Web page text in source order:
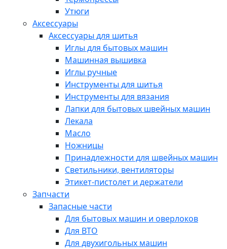
Утюги
Аксессуары
Аксессуары для шитья
Иглы для бытовых машин
Машинная вышивка
Иглы ручные
Инструменты для шитья
Инструменты для вязания
Лапки для бытовых швейных машин
Лекала
Масло
Ножницы
Принадлежности для швейных машин
Светильники, вентиляторы
Этикет-пистолет и держатели
Запчасти
Запасные части
Для бытовых машин и оверлоков
Для ВТО
Для двухигольных машин